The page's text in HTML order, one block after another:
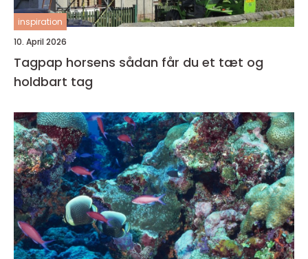
inspiration
10. April 2026
Tagpap horsens sådan får du et tæt og
holdbart tag